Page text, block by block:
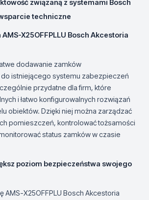
związaną z systemami Bosch
techniczne
X25OFFPLLU Bosch Akcestoria
dodawanie zamków
istniejącego systemu zabezpieczeń
przydatne dla firm, które
i łatwo konfigurowalnych rozwiązań
obiektów. Dzięki niej można zarządzać
pomieszczeń, kontrolować tożsamości
status zamków w czasie
poziom bezpieczeństwa swojego
AMS-X25OFFPLU Bosch Akcestoria